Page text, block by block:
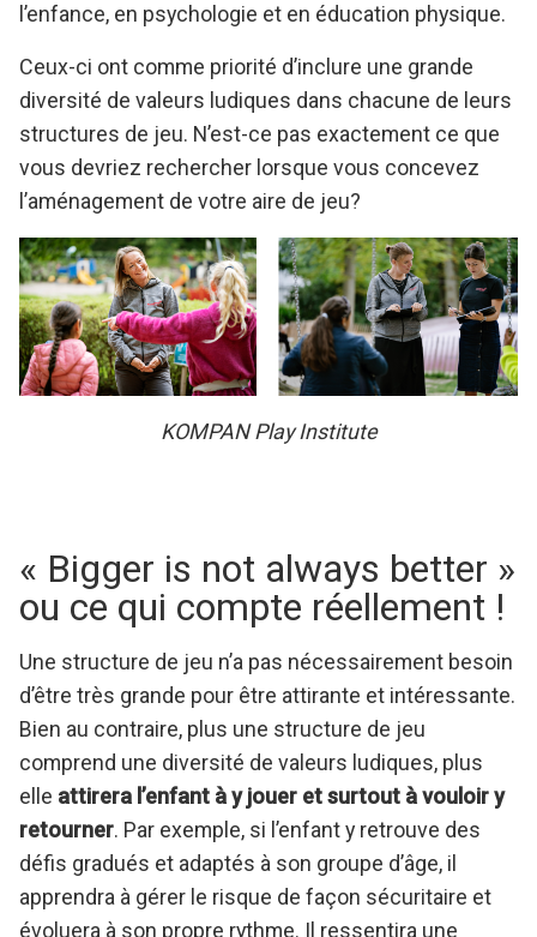
l’enfance, en psychologie et en éducation physique.
Ceux-ci ont comme priorité d’inclure une grande
diversité de valeurs ludiques dans chacune de leurs
structures de jeu. N’est-ce pas exactement ce que
vous devriez rechercher lorsque vous concevez
l’aménagement de votre aire de jeu?
KOMPAN Play Institute
« Bigger is not always better »
ou ce qui compte réellement !
Une structure de jeu n’a pas nécessairement besoin
d’être très grande pour être attirante et intéressante.
Bien au contraire, plus une structure de jeu
comprend une diversité de valeurs ludiques, plus
elle attirera l’enfant à y jouer et surtout à vouloir y
retourner. Par exemple, si l’enfant y retrouve des
défis gradués et adaptés à son groupe d’âge, il
apprendra à gérer le risque de façon sécuritaire et
évoluera à son propre rythme. Il ressentira une